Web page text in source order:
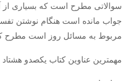
سوالاتی مطرح است که بسیاری از
جواب مانده است هنگام نوشتن
مربوط به مسائل روز است مطرح
مهمترین عناوین کتاب یکصدو